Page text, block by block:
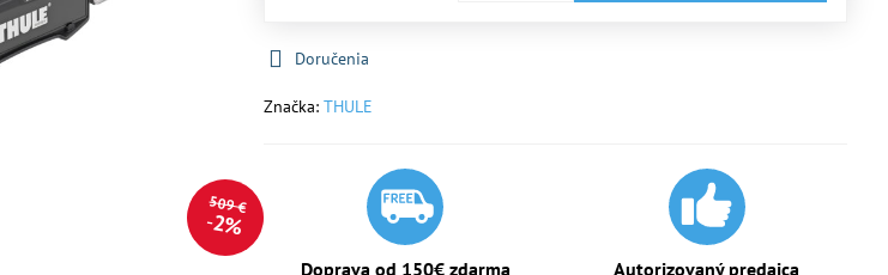
509 €
2%
Doručenia
Značka:THULE
Doprava od 150€ zdarma Autorizovaný predajca